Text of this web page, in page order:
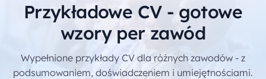
Przykładowe CV - gotowe
wzory per zawód
Wypełnione przykłady CV dla różnych zawodów - z
podsumowaniem, doświadczeniem i umiejętnościami.